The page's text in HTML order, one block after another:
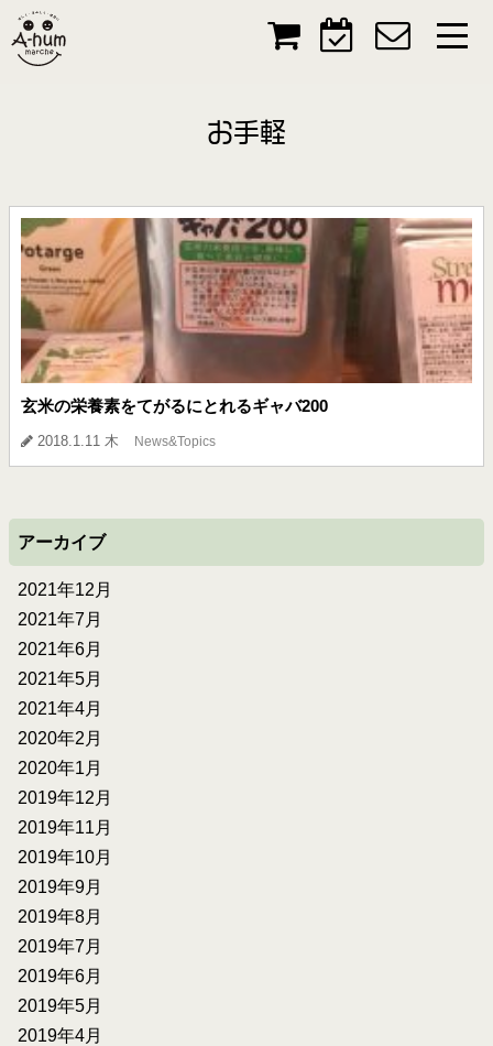
お手軽
玄米の栄養素をてがるにとれるギャバ200
2018.1.11 木 News&Topics
アーカイブ
2021年12月
2021年7月
2021年6月
2021年5月
2021年4月
2020年2月
2020年1月
2019年12月
2019年11月
2019年10月
2019年9月
2019年8月
2019年7月
2019年6月
2019年5月
2019年4月